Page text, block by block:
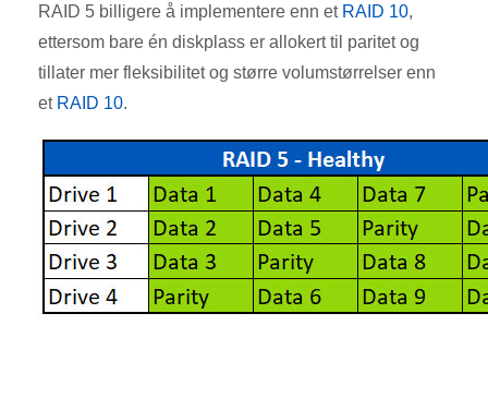
RAID 5 billigere å implementere enn et RAID 10,
ettersom bare én diskplass er allokert til paritet og
tillater mer fleksibilitet og større volumstørrelser enn
et RAID 10.